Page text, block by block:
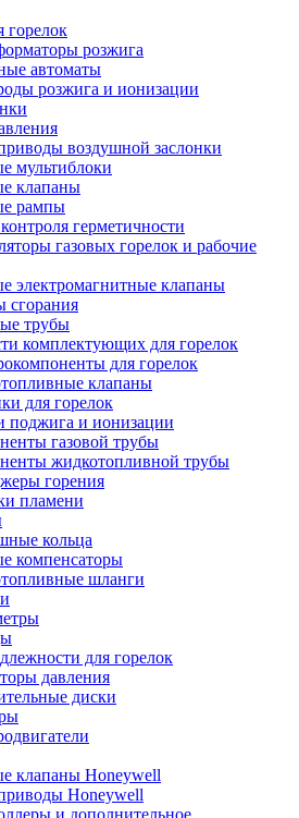
горелок
розжига
автоматы
розжига и ионизации
воздушной заслонки
мультиблоки
клапаны
рампы
герметичности
газовых горелок и рабочие
электромагнитные клапаны
сгорания
трубы
комплектующих для горелок
для горелок
клапаны
для горелок
поджига и ионизации
газовой трубы
жидкотопливной трубы
горения
пламени
кольца
компенсаторы
шланги
для горелок
давления
диски
клапаны Honeywell
Honeywell
и дополнительное